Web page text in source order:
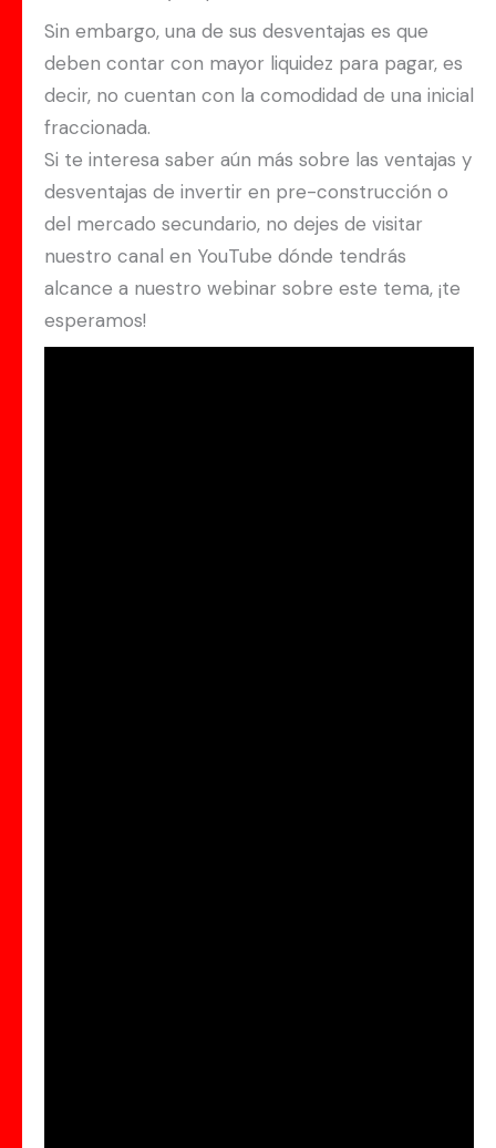
Sin embargo, una de sus desventajas es que
deben contar con mayor liquidez para pagar, es
decir, no cuentan con la comodidad de una inicial
fraccionada.
Si te interesa saber aún más sobre las ventajas y
desventajas de invertir en pre-construcción o
del mercado secundario, no dejes de visitar
nuestro canal en YouTube dónde tendrás
alcance a nuestro webinar sobre este tema, ¡te
esperamos!